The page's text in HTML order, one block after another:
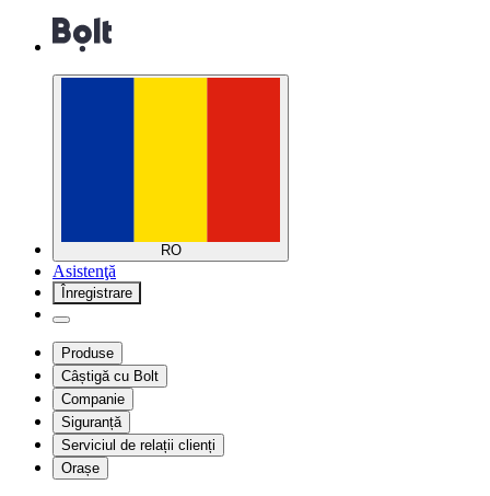
RO
Asistenţă
Înregistrare
Produse
Câștigă cu Bolt
Companie
Siguranță
Serviciul de relații clienți
Orașe